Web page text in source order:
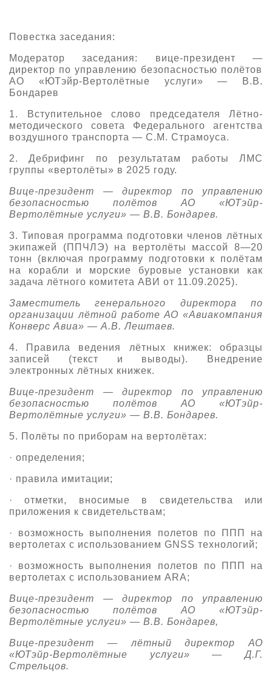
Публикации о выставке
Пресс-релизы
Повестка заседания:
Модератор заседания: вице-президент—
директор по управлению безопасностью полётов
АО «ЮТэйр-Вертолётные услуги»—
В.В.
Бондарев
1.
Вступительное слово председателя Лётно-
методического совета Федерального агентства
воздушного транспорта — С.М. Страмоуса.
2. Дебрифинг по результатам работы ЛМС
группы «вертолёты» в 2025 году.
Вице-президент — директор по управлению
безопасностью полётов АО «ЮТэйр-
Вертолётные услуги» — В.В. Бондарев.
3. Типовая программа подготовки членов лётных
экипажей (ППЧЛЭ) на вертолёты массой 8—20
тонн (включая программу подготовки к полётам
на корабли и морские буровые установки как
задача лётного комитета АВИ от 11.09.2025).
Заместитель генерального директора по
организации лётной работе АО «Авиакомпания
Конверс Авиа» — А.В. Лештаев.
4. Правила ведения лётных книжек: образцы
записей (текст и выводы). Внедрение
электронных лётных книжек.
Вице-президент — директор по управлению
безопасностью полётов АО «ЮТэйр-
Вертолётные услуги» — В.В. Бондарев.
5. Полёты по приборам на вертолётах:
· определения;
· правила имитации;
· отметки, вносимые в свидетельства или
приложения к свидетельствам;
· возможность выполнения полетов по ППП на
вертолетах с использованием GNSS технологий;
· возможность выполнения полетов по ППП на
вертолетах с использованием ARA;
Вице-президент — директор по управлению
безопасностью полётов АО «ЮТэйр-
Вертолётные услуги» — В.В. Бондарев,
Вице-президент — лётный директор АО
«ЮТэйр-Вертолётные услуги»—Д.Г.
Стрельцов.